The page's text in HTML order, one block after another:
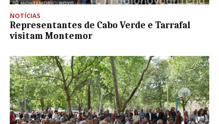
NOTÍCIAS
Representantes de Cabo Verde e Tarrafal
visitam Montemor